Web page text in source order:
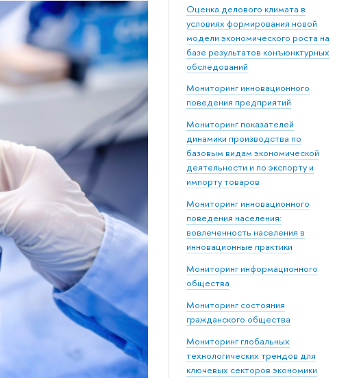
Оценка делового климата в
условиях формирования новой
модели экономического роста на
базе результатов конъюнктурных
обследований
Мониторинг инновационного
поведения предприятий
Мониторинг показателей
динамики производства по
базовым видам экономической
деятельности и по экспорту и
импорту товаров
Мониторинг инновационного
поведения населения:
вовлеченность населения в
инновационные практики
Мониторинг информационного
общества
Мониторинг состояния
гражданского общества
Мониторинг глобальных
технологических трендов для
ключевых секторов экономики